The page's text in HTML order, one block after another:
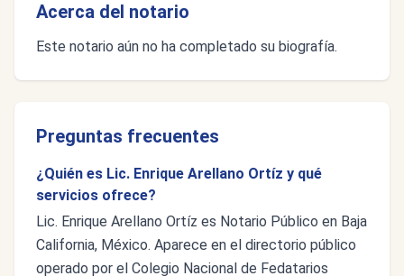
Acerca del notario
Este notario aún no ha completado su biografía.
Preguntas frecuentes
¿Quién es Lic. Enrique Arellano Ortíz y qué
servicios ofrece?
Lic. Enrique Arellano Ortíz es Notario Público en Baja
California, México. Aparece en el directorio público
operado por el Colegio Nacional de Fedatarios